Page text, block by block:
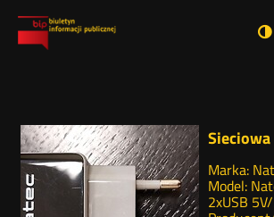
Sieciowa
Marka:
Model:
2xUSB